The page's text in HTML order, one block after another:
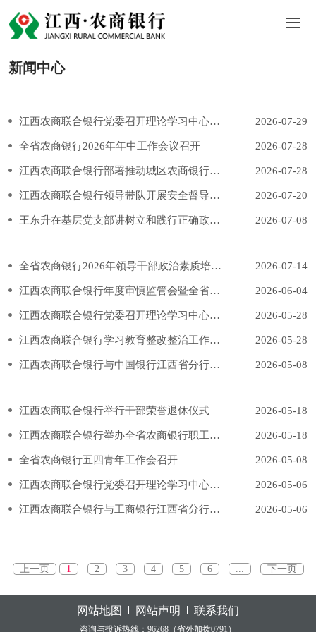
新闻中心
江西农商联合银行党委召开理论学习中心组学习会 2026-07-29
全省农商银行2026年年中工作会议召开 2026-07-28
江西农商联合银行部署推动城区农商银行高质量发展工作 2026-07-28
江西农商联合银行领导带队开展安全督导检查 2026-07-20
王东升在基层党支部讲树立和践行正确政绩观学习教育专题党课 2026-07-08
全省农商银行2026年领导干部政治素质培训班举行 2026-07-14
江西农商联合银行年度审慎监管会暨全省农商银行“机制转换年”动员会召开 2026-06-04
江西农商联合银行党委召开理论学习中心组学习会 2026-05-28
江西农商联合银行学习教育整改整治工作推进会召开 2026-05-28
江西农商联合银行与中国银行江西省分行签署战略合作协议 2026-05-08
江西农商联合银行举行干部荣誉退休仪式 2026-05-18
江西农商联合银行举办全省农商银行职工演讲比赛 2026-05-18
全省农商银行五四青年工作会召开 2026-05-08
江西农商联合银行党委召开理论学习中心组学习（扩大）会 2026-05-06
江西农商联合银行与工商银行江西省分行签署战略合作协议 2026-05-06
上一页 1 2 3 4 5 6 ... 下一页
网站地图 网站声明 联系我们
咨询与投诉热线：96268（省外加拨0791）